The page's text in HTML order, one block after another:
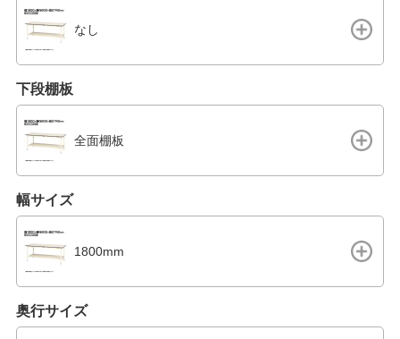
なし
下段棚板
全面棚板
幅サイズ
1800mm
奥行サイズ